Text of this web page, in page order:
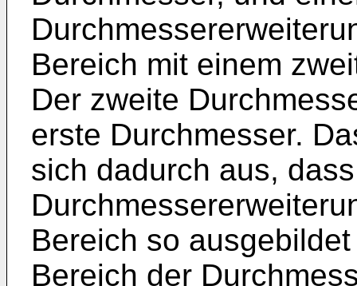
Bereich mit einem
Der zweite
erste Durchmesser.
sich dadurch aus,
Bereich so
Bereich der